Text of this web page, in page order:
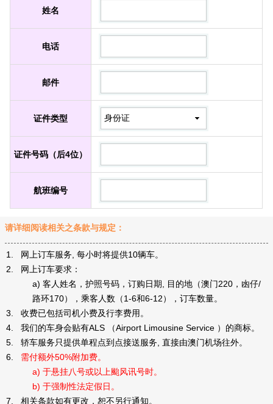
姓名
电话
邮件
证件类型
证件号码（后4位）
航班编号
请详细阅读相关之条款与规定：
1. 网上订车服务, 每小时将提供10辆车。
2. 网上订车要求：
a) 客人姓名，护照号码，订购日期, 目的地（澳门220，凼仔/
路环170），乘客人数（1-6和6-12），订车数量。
3. 收费已包括司机小费及行李费用。
4. 我们的车身会贴有ALS （Airport Limousine Service ）的商标。
5. 轿车服务只提供单程点到点接送服务, 直接由澳门机场往外。
6. 需付额外50%附加费。
a) 于悬挂八号或以上颱风讯号时。
b) 于强制性法定假日。
7. 相关条款如有更改，恕不另行通知。